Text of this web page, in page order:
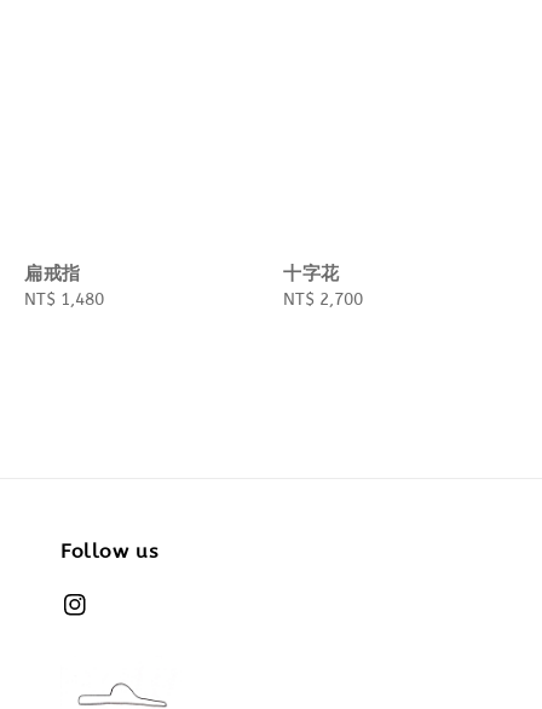
扁戒指
Regular
NT$ 1,480
十字花
Regular
NT$ 2,700
Follow us